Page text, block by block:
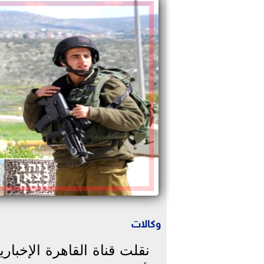
وكالات
نقلت قناة القاهرة